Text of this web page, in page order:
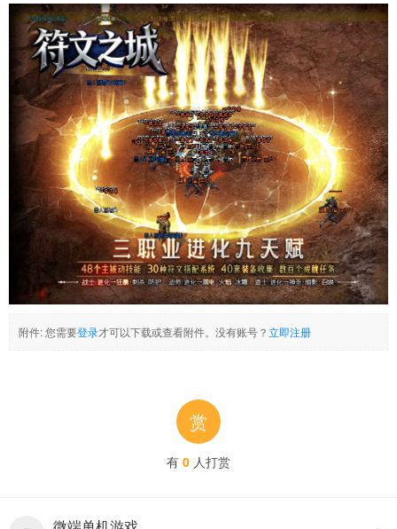
附件:您需要登录才可以下载或查看附件。没有账号？立即注册
赏
有 0 人打赏